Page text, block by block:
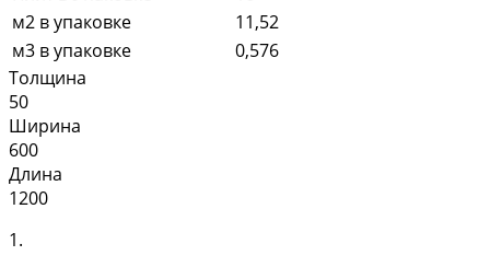
м2 в упаковке
11,52
м3 в упаковке
0,576
Толщина
50
Ширина
600
Длина
1200
1.